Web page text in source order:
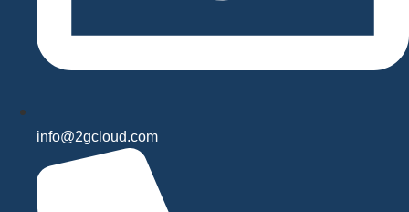
info@2gcloud.com